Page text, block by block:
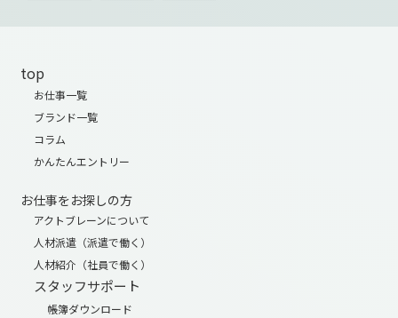
top
お仕事一覧
ブランド一覧
コラム
かんたんエントリー
お仕事をお探しの方
アクトブレーンについて
人材派遣（派遣で働く）
人材紹介（社員で働く）
スタッフサポート
帳簿ダウンロード